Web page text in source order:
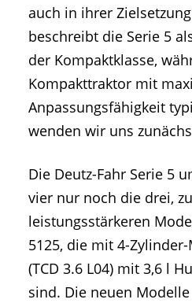
auch in ihrer
beschreibt die Serie 5
der Kompaktklasse,
Kompakttraktor mit
Anpassungsfähigkeit
wenden wir uns
Die Deutz-Fahr Serie 5
vier nur noch die drei,
leistungsstärkeren
5125, die mit 4-
(TCD 3.6 L04) mit 3,6 l
sind. Die neuen